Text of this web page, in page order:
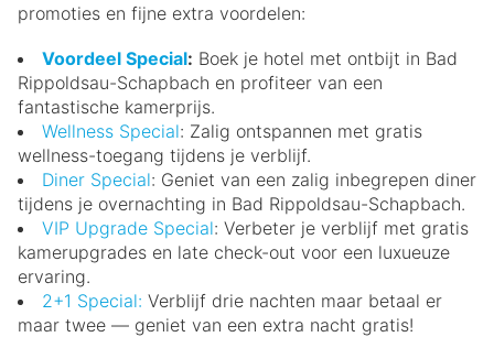
promoties en fijne extra voordelen:
Voordeel Special: Boek je hotel met ontbijt in Bad
Rippoldsau-Schapbach en profiteer van een
fantastische kamerprijs.
Wellness Special: Zalig ontspannen met gratis
wellness-toegang tijdens je verblijf.
Diner Special: Geniet van een zalig inbegrepen diner
tijdens je overnachting in Bad Rippoldsau-Schapbach.
VIP Upgrade Special: Verbeter je verblijf met gratis
kamerupgrades en late check-out voor een luxueuze
ervaring.
2+1 Special: Verblijf drie nachten maar betaal er
maar twee — geniet van een extra nacht gratis!